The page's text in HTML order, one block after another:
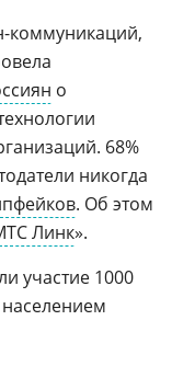
коммуникаций,
о
68%
никогда
. Об этом
Линк».
участие 1000